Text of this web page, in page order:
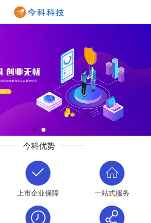
今科优势
上市企业保障 一站式服务